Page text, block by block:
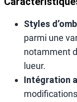
Styles
parmi une
notamment
lueur.
Intégration